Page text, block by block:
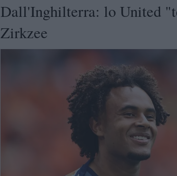
Dall'Inghilterra: lo United
Zirkzee